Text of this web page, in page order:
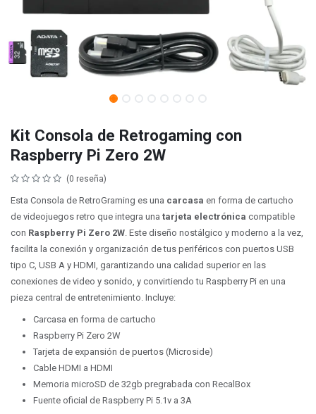
Kit Consola de Retrogaming con
Raspberry Pi Zero 2W
(0 reseña)
Esta Consola de RetroGraming es una carcasa en forma de cartucho
de videojuegos retro que integra una tarjeta electrónica compatible
con Raspberry Pi Zero 2W. Este diseño nostálgico y moderno a la vez,
facilita la conexión y organización de tus periféricos con puertos USB
tipo C, USB A y HDMI, garantizando una calidad superior en las
conexiones de video y sonido, y convirtiendo tu Raspberry Pi en una
pieza central de entretenimiento. Incluye:
Carcasa en forma de cartucho
Raspberry Pi Zero 2W
Tarjeta de expansión de puertos (Microside)
Cable HDMI a HDMI
Memoria microSD de 32gb pregrabada con RecalBox
Fuente oficial de Raspberry Pi 5.1v a 3A